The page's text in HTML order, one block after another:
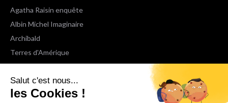
Salut c'est nous...
les Cookies !
Agatha Raisin enquête
Albin Michel Imaginaire
Archibald
Terres d'Amérique
Espaces Libres Poche
NOX
Wiz